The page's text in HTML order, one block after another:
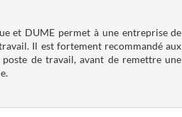
et DUME permet à une entreprise de
Il est fortement recommandé aux
de travail, avant de remettre une